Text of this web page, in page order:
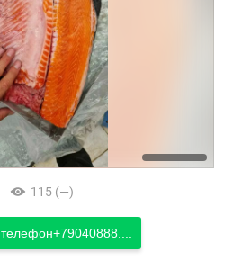
115 (—)
телефон+79040888....